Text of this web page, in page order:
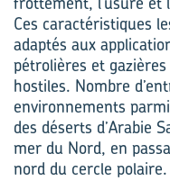
Ces caractéristiques
adaptés aux
pétrolières et
hostiles. Nombre
environnements
des déserts d’Arabie
mer du Nord, en
nord du cercle polaire.